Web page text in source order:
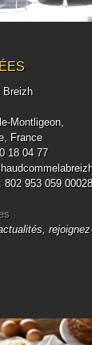
Breizh
Montligeon,
France
18 04 77
802 953 059 00028